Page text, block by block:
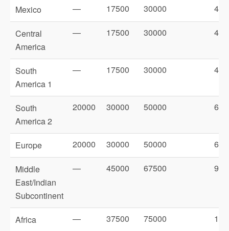
Mexico — 17500 30000
Central
America
— 17500 30000
South
America 1
— 17500 30000
South
America 2
20000 30000 50000
Europe 20000 30000 50000
Middle
East/Indian
Subcontinent
— 45000 67500
Africa — 37500 75000